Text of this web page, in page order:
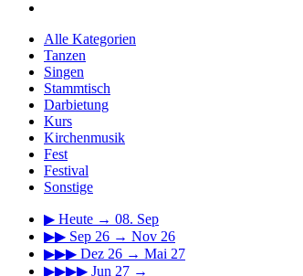
Alle Kategorien
Tanzen
Singen
Stammtisch
Darbietung
Kurs
Kirchenmusik
Fest
Festival
Sonstige
▶ Heute → 08. Sep
▶▶ Sep 26 → Nov 26
▶▶▶ Dez 26 → Mai 27
▶▶▶▶ Jun 27 →